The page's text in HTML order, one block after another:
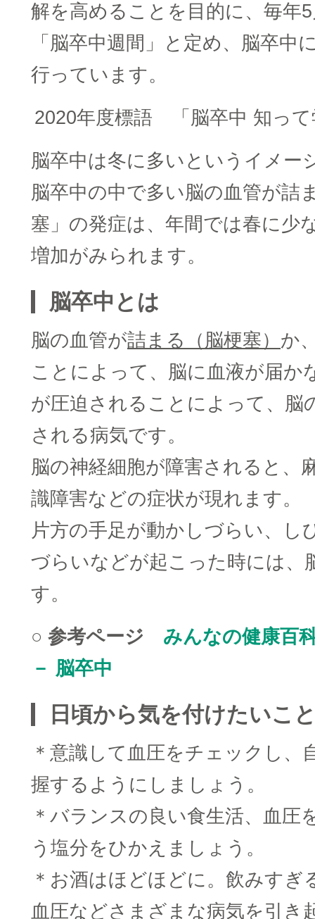
解を高めることを目的に、毎年
「脳卒中週間」と定め、脳卒中
行っています。
2020年度標語 「脳卒中 知っ
脳卒中は冬に多いというイメー
脳卒中の中で多い脳の血管が詰
塞」の発症は、年間では春に少
増加がみられます。
脳卒中とは
脳の血管が詰まる（脳梗塞） か
ことによって、脳に血液が届か
が圧迫されることによって、脳
される病気です。
脳の神経細胞が障害されると、
識障害などの症状が現れます。
片方の手足が動かしづらい、し
づらいなどが起こった時には、
す。
○ 参考ページ みんなの健康百
－ 脳卒中
日頃から気を付けたいこ
＊意識して血圧をチェックし、
握するようにしましょう。
＊バランスの良い食生活、血圧
う塩分をひかえましょう。
＊お酒はほどほどに。飲みすぎ
血圧などさまざまな病気を引き